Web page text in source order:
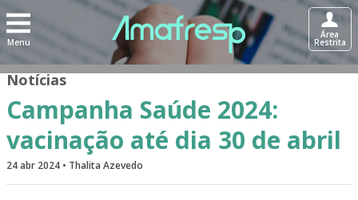
Menu
Área
Restrita
Notícias
Campanha Saúde 2024:
vacinação até dia 30 de abril
24 abr 2024 • Thalita Azevedo